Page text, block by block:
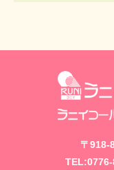
〒918-